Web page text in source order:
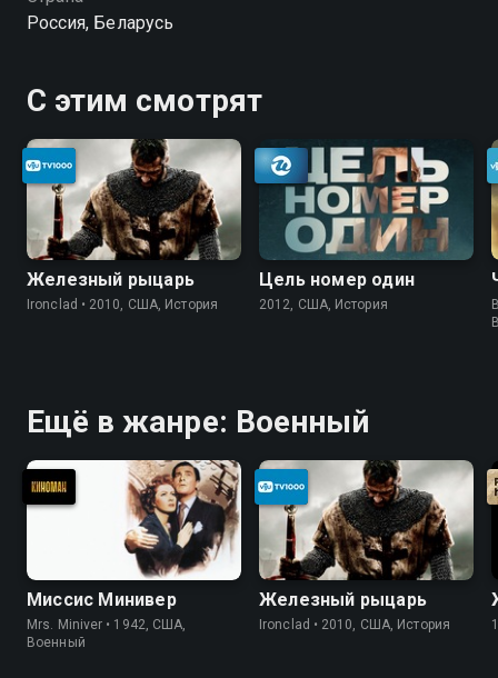
Россия, Беларусь
С этим смотрят
Железный рыцарь
Ironclad • 2010, США, История
Цель номер один
2012, США, История
Ещё в жанре: Военный
Миссис Минивер
Mrs. Miniver • 1942, США,
Военный
Железный рыцарь
Ironclad • 2010, США, История